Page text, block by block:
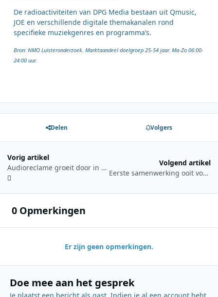
De radioactiviteiten van DPG Media bestaan uit Qmusic,
JOE en verschillende digitale themakanalen rond
specifieke muziekgenres en programma’s.
Bron: NMO Luisteronderzoek. Marktaandeel doelgroep 25-54 jaar. Ma-Zo 06:00-
24:00 uur.
Delen Volgers
Vorig artikel
Audioreclame groeit door in eerste kwartaal van 2026
Volgend artikel
Eerste samenwerking ooit voor K3 met Donnie voor Qmusic Foute Anthem 2026
0 Opmerkingen
Er zijn geen opmerkingen.
Doe mee aan het gesprek